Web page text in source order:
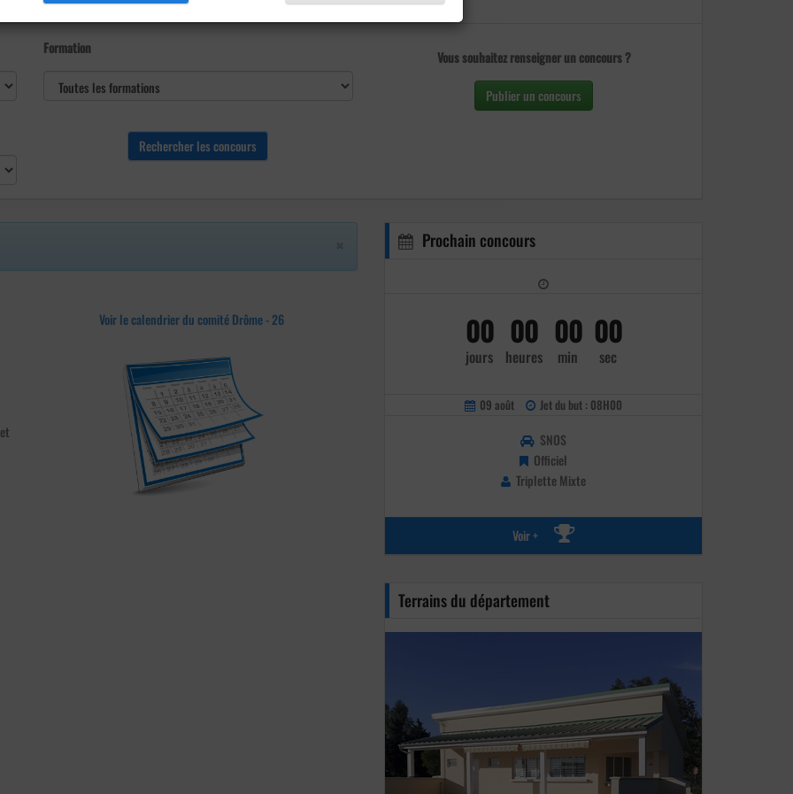
Formation
Vous souhaitez renseigner un concours ?
Publier un concours
Voir le calendrier du comité Drôme - 26
Prochain concours
00
jours
00
heures
00
min
00
sec
09 août Jet du but : 08H00
SNOS
Officiel
Triplette Mixte
Voir +
Terrains du département